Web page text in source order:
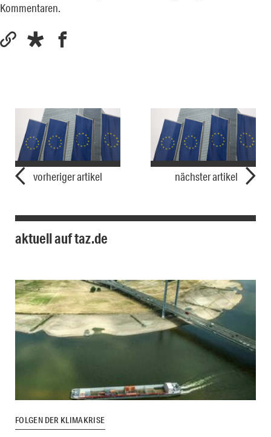
Kommentaren.
vorheriger artikel nächster artikel
aktuell auf taz.de
FOLGEN DER KLIMAKRISE